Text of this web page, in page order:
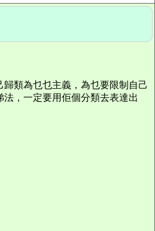
類為乜乜主義，為乜要限制自己
，一定要用佢個分類去表達出